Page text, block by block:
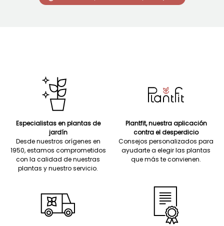
Especialistas en plantas de
jardín
Desde nuestros orígenes en
1950, estamos comprometidos
con la calidad de nuestras
plantas y nuestro servicio.
Plantfit, nuestra aplicación
contra el desperdicio
Consejos personalizados para
ayudarte a elegir las plantas
que más te convienen.